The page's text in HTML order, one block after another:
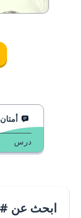
أمتان، 3
درس
ابحث عن